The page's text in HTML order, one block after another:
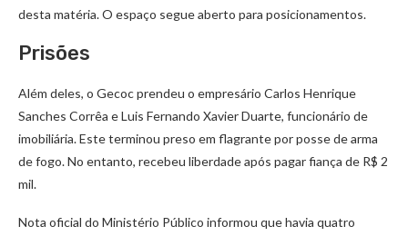
desta matéria. O espaço segue aberto para posicionamentos.
Prisões
Além deles, o Gecoc prendeu o empresário Carlos Henrique
Sanches Corrêa e Luis Fernando Xavier Duarte, funcionário de
imobiliária. Este terminou preso em flagrante por posse de arma
de fogo. No entanto, recebeu liberdade após pagar fiança de R$ 2
mil.
Nota oficial do Ministério Público informou que havia quatro